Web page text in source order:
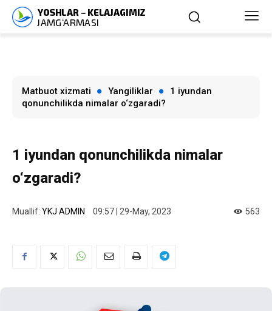
Matbuot xizmati Yangiliklar
1 iyundan
qonunchilikda nimalar o‘zgaradi?
1 iyundan qonunchilikda nimalar
o‘zgaradi?
Muallif: YKJ ADMIN 09:57 | 29-May, 2023 563